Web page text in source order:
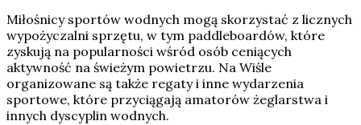
Miłośnicy sportów wodnych mogą skorzystać z licznych
wypożyczalni sprzętu, w tym paddleboardów, które
zyskują na popularności wśród osób ceniących
aktywność na świeżym powietrzu. Na Wiśle
organizowane są także regaty i inne wydarzenia
sportowe, które przyciągają amatorów żeglarstwa i
innych dyscyplin wodnych.